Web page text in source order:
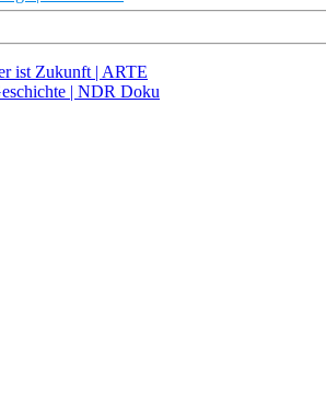
ist Zukunft | ARTE
| NDR Doku